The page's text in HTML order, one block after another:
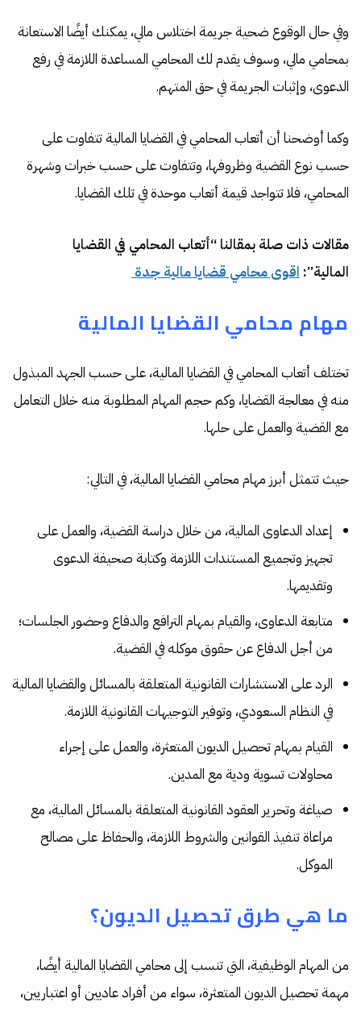
وفي حال الوقوع ضحية جريمة اختلاس مالي، يمكنك أيضًا الاستعانة
بمحامي مالي، وسوف يقدم لك المحامي المساعدة اللازمة في رفع
الدعوى، وإثبات الجريمة في حق المتهم.
وكما أوضحنا أن أتعاب المحامي في القضايا المالية تتفاوت على
حسب نوع القضية وظروفها، وتتفاوت على حسب خبرات وشهرة
المحامي، فلا تتواجد قيمة أتعاب موحدة في تلك القضايا.
مقالات ذات صلة بمقالنا “أتعاب المحامي في القضايا
المالية”: اقوى محامي قضايا مالية جدة
مهام محامي القضايا المالية
تختلف أتعاب المحامي في القضايا المالية، على حسب الجهد المبذول
منه في معالجة القضايا، وكم حجم المهام المطلوبة منه خلال التعامل
مع القضية والعمل على حلها.
حيث تتمثل أبرز مهام محامي القضايا المالية، في التالي:
إعداد الدعاوى المالية، من خلال دراسة القضية، والعمل على
تجهيز وتجميع المستندات اللازمة وكتابة صحيفة الدعوى
وتقديمها.
متابعة الدعاوى، والقيام بمهام الترافع والدفاع وحضور الجلسات؛
من أجل الدفاع عن حقوق موكله في القضية.
الرد على الاستشارات القانونية المتعلقة بالمسائل والقضايا المالية
في النظام السعودي، وتوفير التوجيهات القانونية اللازمة.
القيام بمهام تحصيل الديون المتعثرة، والعمل على إجراء
محاولات تسوية ودية مع المدين.
صياغة وتحرير العقود القانونية المتعلقة بالمسائل المالية، مع
مراعاة تنفيذ القوانين والشروط اللازمة، والحفاظ على مصالح
الموكل.
ما هي طرق تحصيل الديون؟
من المهام الوظيفية، التي تنسب إلى محامي القضايا المالية أيضًا،
مهمة تحصيل الديون المتعثرة، سواء من أفراد عاديين أو اعتباريين،